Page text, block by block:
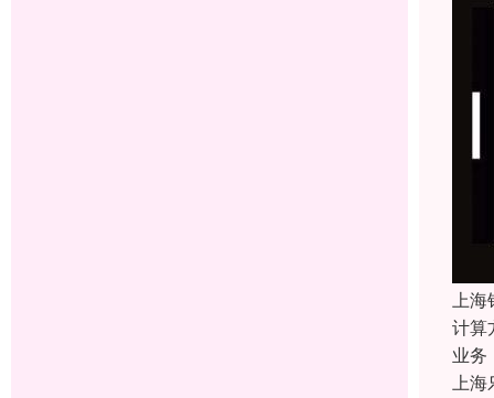
上海
计
业
上海